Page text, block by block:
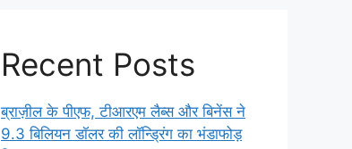
Recent Posts
ब्राज़ील के पीएफ, टीआरएम लैब्स और बिनेंस ने
9.3 बिलियन डॉलर की लॉन्ड्रिंग का भंडाफोड़